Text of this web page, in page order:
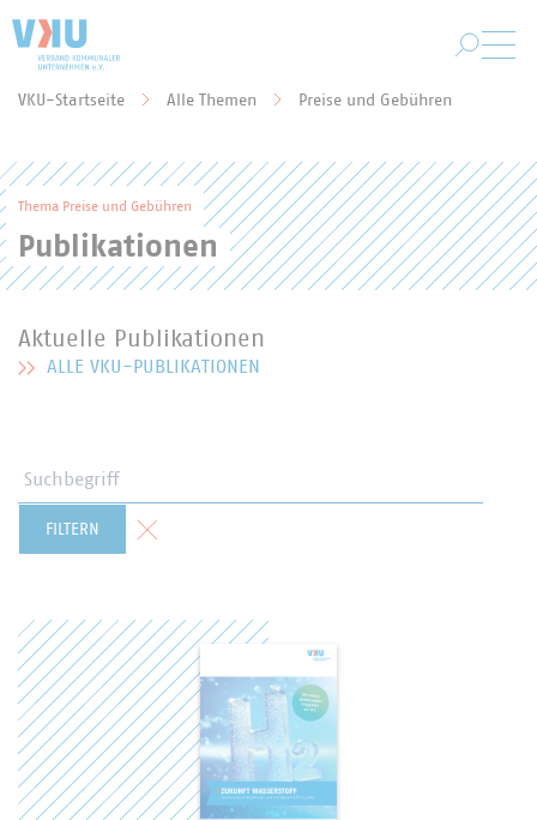
VKU-Startseite Alle Themen Preise und Gebühren
Thema Preise und Gebühren
Publikationen
Aktuelle Publikationen
MEHR ZU AKTUELLE PUBLIKATIONEN
ALLE VKU-PUBLIKATIONEN
FILTERN Formular zurücksetzen